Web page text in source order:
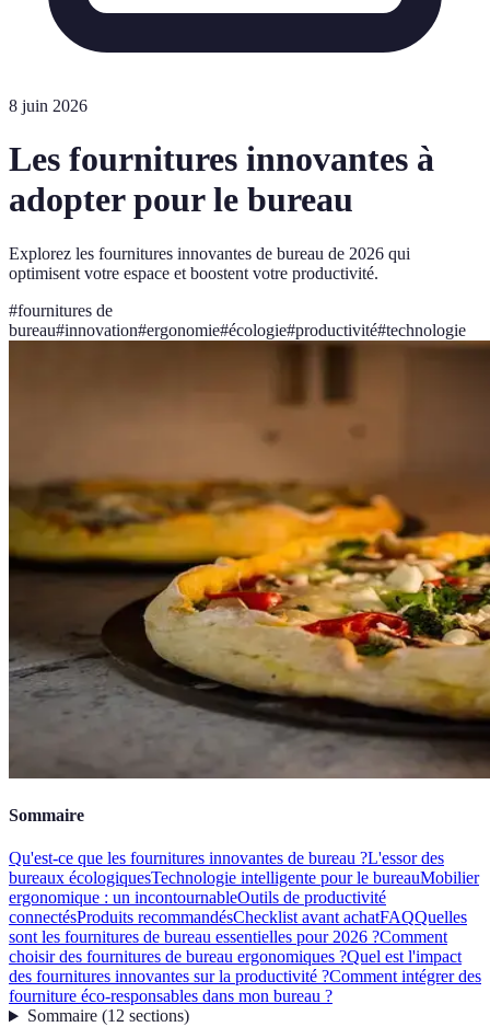
8 juin 2026
Les fournitures innovantes à
adopter pour le bureau
Explorez les fournitures innovantes de bureau de 2026 qui
optimisent votre espace et boostent votre productivité.
#fournitures de
bureau#innovation#ergonomie#écologie#productivité#technologie
Sommaire
Qu'est-ce que les fournitures innovantes de bureau ?L'essor des
bureaux écologiquesTechnologie intelligente pour le bureauMobilier
ergonomique : un incontournableOutils de productivité
connectésProduits recommandésChecklist avant achatFAQQuelles
sont les fournitures de bureau essentielles pour 2026 ?Comment
choisir des fournitures de bureau ergonomiques ?Quel est l'impact
des fournitures innovantes sur la productivité ?Comment intégrer des
fourniture éco-responsables dans mon bureau ?
Sommaire(12 sections)